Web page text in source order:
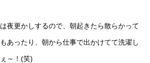
夜更かしするので、朝起きたら散らかって
あったり、朝から仕事で出かけてて洗濯し
～！(笑)